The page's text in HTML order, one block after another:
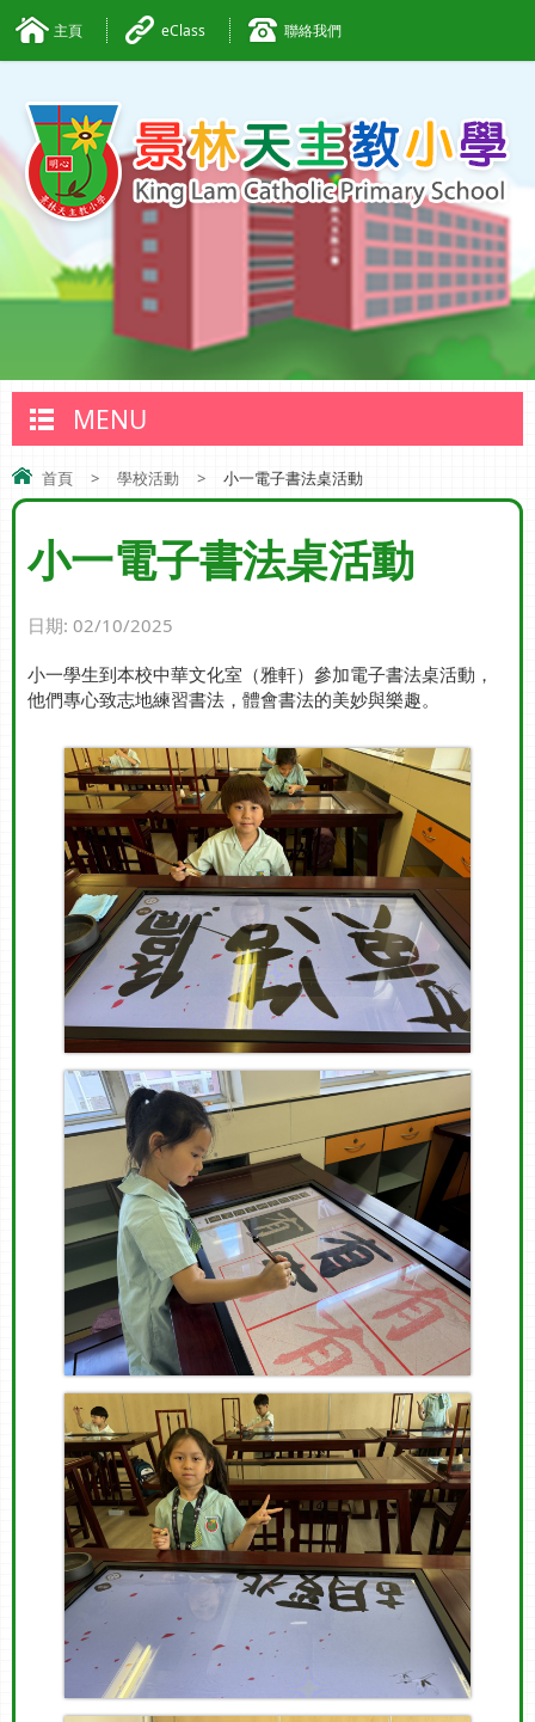
主頁 eClass 聯絡我們
MENU
首頁 > 學校活動 > 小一電子書法桌活動
小一電子書法桌活動
日期: 02/10/2025
小一學生到本校中華文化室（雅軒）參加電子書法桌活動，
他們專心致志地練習書法，體會書法的美妙與樂趣。